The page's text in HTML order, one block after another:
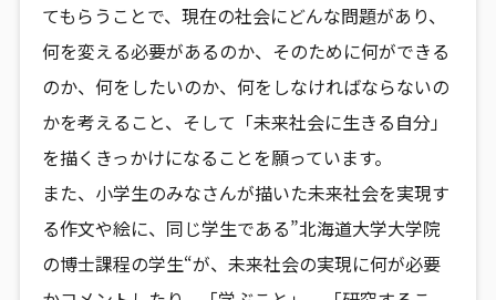
てもらうことで、現在の社会にどんな問題があり、
何を変える必要があるのか、そのために何ができる
のか、何をしたいのか、何をしなければならないの
かを考えること、そして「未来社会に生きる自分」
を描くきっかけになることを願っています。
また、小学生のみなさんが描いた未来社会を実現す
る作文や絵に、同じ学生である”北海道大学大学院
の博士課程の学生“が、未来社会の実現に何が必要